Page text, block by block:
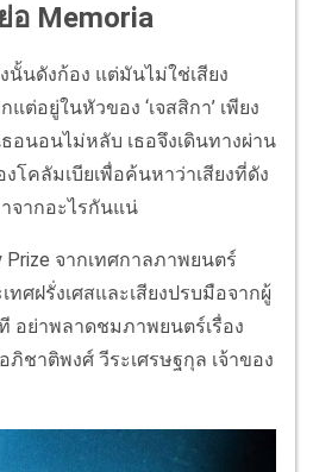
อ Memoria
งนั้นดังก้อง แต่มันไม่ใช่เสียง
ต่อยู่ในหัวของ ‘เจสสิกา’ เพียง
อนอนไม่หลับ เธอจึงเดินทางผ่าน
โคลัมเบียเพื่อค้นหาว่าเสียงที่ดัง
จากอะไรกันแน่
Prize จากเทศกาลภาพยนตร์
ทศฝรั่งเศสและเสียงปรบมือจากผู้
อย่าพลาดชมภาพยนตร์เรื่อง
ภิชาติพงศ์ วีระเศรษฐกุล เจ้าของ